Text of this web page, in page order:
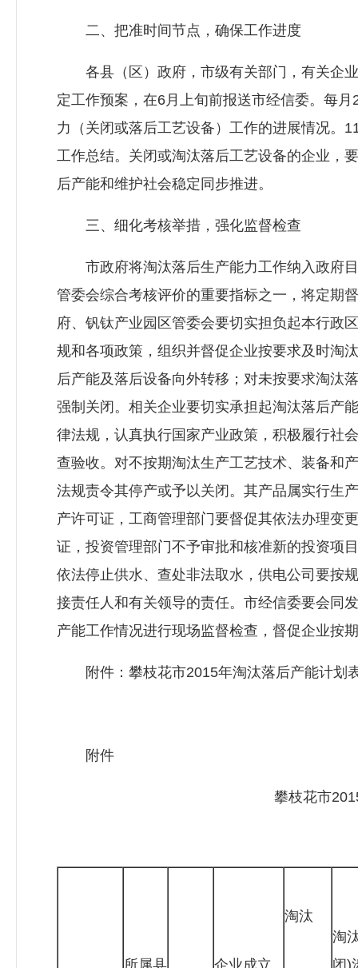
二、把准时间节点，确保工作进度
各县（区）政府，市级有关部门，有关企业
定工作预案，在6月上旬前报送市经信委。每
力（关闭或落后工艺设备）工作的进展情况。
工作总结。关闭或淘汰落后工艺设备的企业，
后产能和维护社会稳定同步推进。
三、细化考核举措，强化监督检查
市政府将淘汰落后生产能力工作纳入政府目
管委会综合考核评价的重要指标之一，将定期
府、钒钛产业园区管委会要切实担负起本行政
规和各项政策，组织并督促企业按要求及时淘
后产能及落后设备向外转移；对未按要求淘汰
强制关闭。相关企业要切实承担起淘汰落后产
律法规，认真执行国家产业政策，积极履行社
查验收。对不按期淘汰生产工艺技术、装备和
法规责令其停产或予以关闭。其产品属实行生
产许可证，工商管理部门要督促其依法办理变
证，投资管理部门不予审批和核准新的投资项
依法停止供水、查处非法取水，供电公司要按
接责任人和有关领导的责任。市经信委要会同
产能工作情况进行现场监督检查，督促企业按
附件：攀枝花市2015年淘汰落后产能计划
附件
攀枝花市2015
所属县 企业成立
淘汰
淘
闭)